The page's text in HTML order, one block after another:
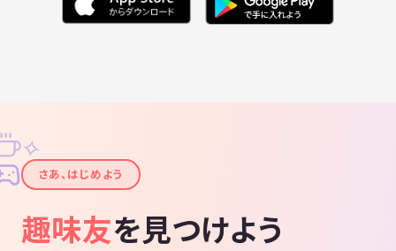
✦
✧
さあ、はじめよう
趣味友を見つけよう